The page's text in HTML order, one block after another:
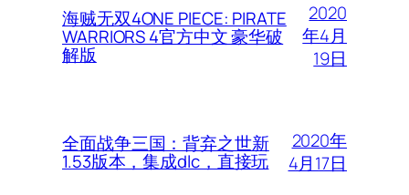
海贼无双4ONE PIECE: PIRATE
WARRIORS 4官方中文 豪华破
解版
2020
年4月
19日
全面战争三国：背弃之世新
1.53版本，集成dlc，直接玩
2020年
4月17日